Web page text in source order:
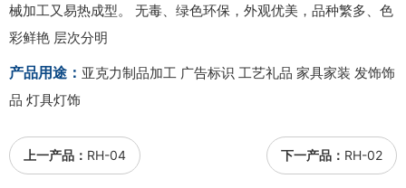
械加工又易热成型。 无毒、绿色环保，外观优美，品种繁多、色
彩鲜艳 层次分明
产品用途： 亚克力制品加工 广告标识 工艺礼品 家具家装 发饰饰
品 灯具灯饰
上一产品： RH-04 下一产品： RH-02